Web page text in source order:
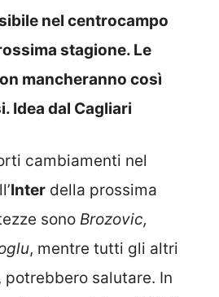
nel centrocampo
stagione. Le
mancheranno così
Idea dal Cagliari
cambiamenti nel
Inter della prossima
sono Brozovic,
, mentre tutti gli altri
salutare. In